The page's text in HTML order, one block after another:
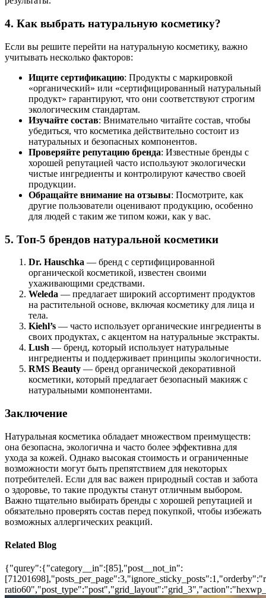
4. Как выбрать натуральную косметику?
Если вы решите перейти на натуральную косметику, важно
учитывать несколько факторов:
Ищите сертификацию: Продукты с маркировкой
«органический» или «сертифицированный натуральный
продукт» гарантируют, что они соответствуют строгим
экологическим стандартам.
Изучайте состав: Внимательно читайте состав, чтобы
убедиться, что косметика действительно состоит из
натуральных и безопасных компонентов.
Проверяйте репутацию бренда: Известные бренды с
хорошей репутацией часто используют экологически
чистые ингредиенты и контролируют качество своей
продукции.
Обращайте внимание на отзывы: Посмотрите, как
другие пользователи оценивают продукцию, особенно
для людей с таким же типом кожи, как у вас.
5. Топ-5 брендов натуральной косметики
Dr. Hauschka — бренд с сертифицированной
органической косметикой, известен своими
ухаживающими средствами.
Weleda — предлагает широкий ассортимент продуктов
на растительной основе, включая косметику для лица и
тела.
Kiehl’s — часто использует органические ингредиенты в
своих продуктах, с акцентом на натуральные экстракты.
Lush — бренд, который использует натуральные
ингредиенты и поддерживает принципы экологичности.
RMS Beauty — бренд органической декоративной
косметики, который предлагает безопасный макияж с
натуральными компонентами.
Заключение
Натуральная косметика обладает множеством преимуществ:
она безопасна, экологична и часто более эффективна для
ухода за кожей. Однако высокая стоимость и ограниченные
возможности могут быть препятствием для некоторых
потребителей. Если для вас важен природный состав и забота
о здоровье, то такие продукты станут отличным выбором.
Важно тщательно выбирать бренды с хорошей репутацией и
обязательно проверять состав перед покупкой, чтобы избежать
возможных аллергических реакций.
Related Blog
{"qurey":{"category__in":[85],"post__not_in":